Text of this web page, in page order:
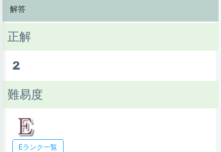
解答
正解
2
難易度
Eランク一覧